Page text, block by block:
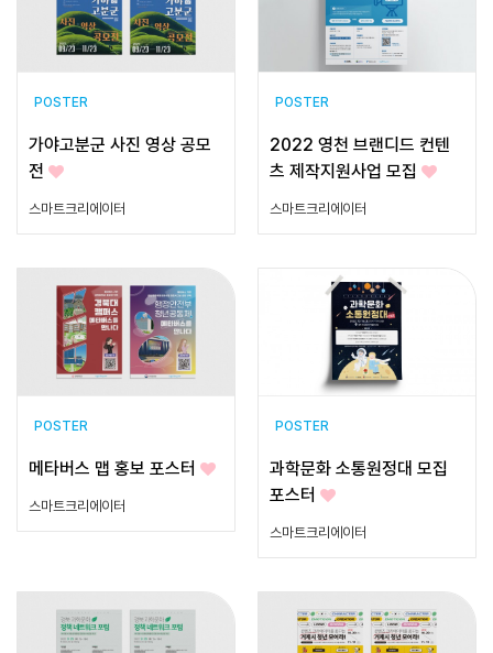
POSTER
가야고분군 사진 영상 공모
전
스마트크리에이터
POSTER
2022 영천 브랜디드 컨텐
츠 제작지원사업 모집
스마트크리에이터
POSTER
메타버스 맵 홍보 포스터
스마트크리에이터
POSTER
과학문화 소통원정대 모집
포스터
스마트크리에이터